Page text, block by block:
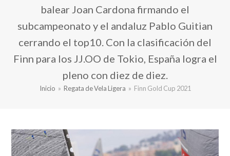
balear Joan Cardona firmando el
subcampeonato y el andaluz Pablo Guitian
cerrando el top10. Con la clasificación del
Finn para los JJ.OO de Tokio, España logra el
pleno con diez de diez.
Inicio » Regata de Vela Ligera » Finn Gold Cup 2021